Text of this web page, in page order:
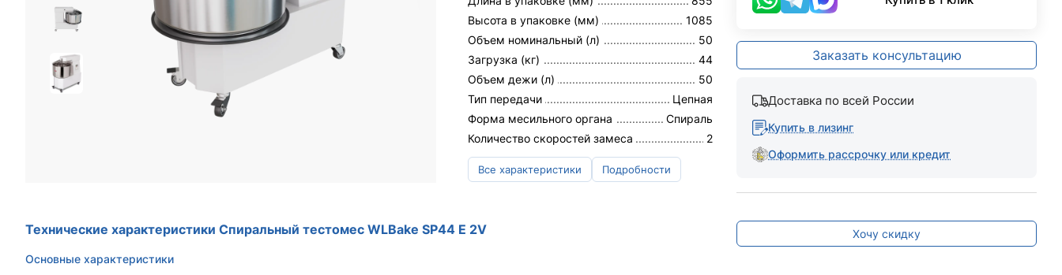
Высота в упаковке (мм)
1085
Объем номинальный (л)
50
Загрузка (кг)
44
Объем дежи (л)
50
Тип передачи
Цепная
Форма месильного органа
Спираль
Количество скоростей замеса
2
Все характеристики Подробности
Технические характеристики Спиральный тестомес WLBake SP44 E 2V
Основные характеристики
Заказать консультацию
Доставка по всей России
Купить в лизинг
Оформить рассрочку или кредит
Хочу скидку